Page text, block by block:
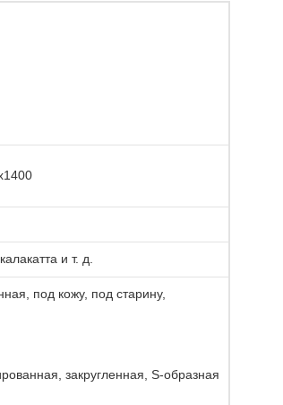
и т. д.
под кожу, под старину,
закругленная, S-образная